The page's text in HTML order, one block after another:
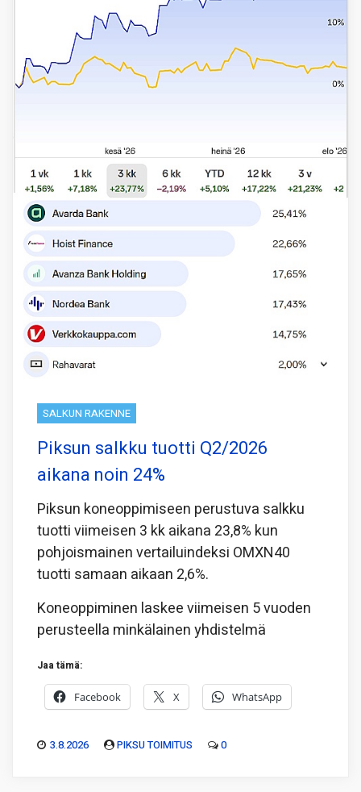
SALKUN RAKENNE
Piksun salkku tuotti Q2/2026
aikana noin 24%
Piksun koneoppimiseen perustuva salkku
tuotti viimeisen 3 kk aikana 23,8% kun
pohjoismainen vertailuindeksi OMXN40
tuotti samaan aikaan 2,6%.
Koneoppiminen laskee viimeisen 5 vuoden
perusteella minkälainen yhdistelmä
Jaa tämä:
Facebook X WhatsApp
3.8.2026 PIKSU TOIMITUS 0